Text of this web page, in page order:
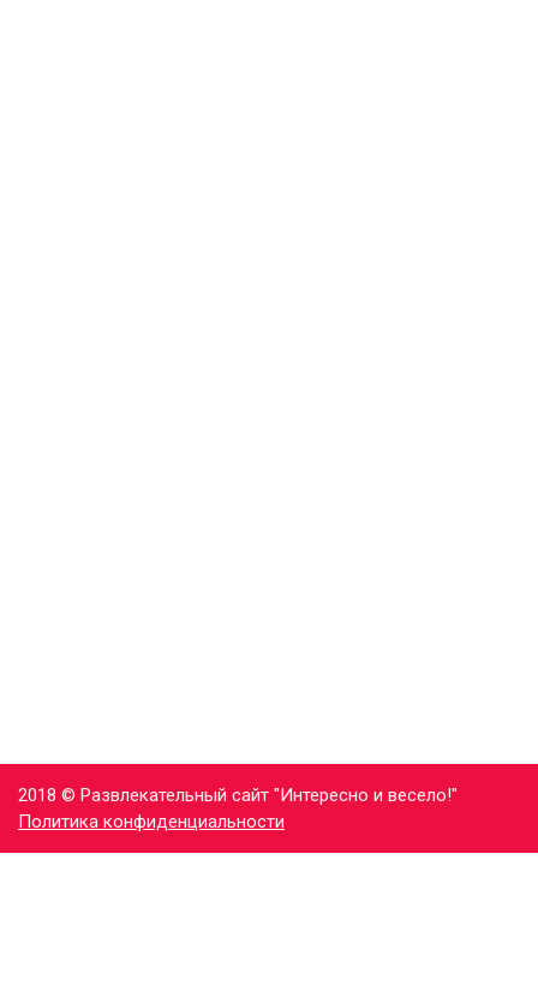
2018 © Развлекательный сайт "Интересно и весело!"
Политика конфиденциальности